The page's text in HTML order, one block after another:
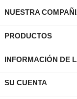
NUESTRA
PRODUCTOS
INFORMACIÓN DE
SU CUENTA